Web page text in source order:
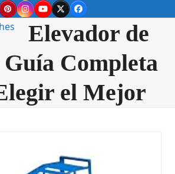
PinterestInstagram
YouTube
TwitterFacebook
Elevador de
Guía Completa
el Mejor